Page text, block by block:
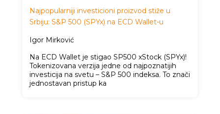
Najpopularniji investicioni proizvod stiže u
Srbiju: S&P 500 (SPYx) na ECD Wallet-u
Igor Mirković
Na ECD Wallet je stigao SP500 xStock (SPYx)!
Tokenizovana verzija jedne od najpoznatijih
investicija na svetu – S&P 500 indeksa. To znači
jednostavan pristup ka